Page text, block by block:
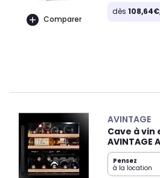
Comparer
dès
AVINTAGE
Cave à
AVINTAGE
Pensez
à la location